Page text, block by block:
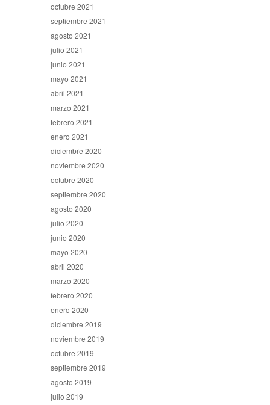
octubre 2021
septiembre 2021
agosto 2021
julio 2021
junio 2021
mayo 2021
abril 2021
marzo 2021
febrero 2021
enero 2021
diciembre 2020
noviembre 2020
octubre 2020
septiembre 2020
agosto 2020
julio 2020
junio 2020
mayo 2020
abril 2020
marzo 2020
febrero 2020
enero 2020
diciembre 2019
noviembre 2019
octubre 2019
septiembre 2019
agosto 2019
julio 2019